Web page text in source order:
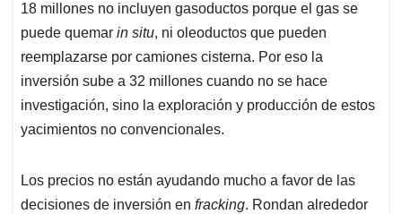
18 millones no incluyen gasoductos porque el gas se
puede quemar in situ, ni oleoductos que pueden
reemplazarse por camiones cisterna. Por eso la
inversión sube a 32 millones cuando no se hace
investigación, sino la exploración y producción de estos
yacimientos no convencionales.
Los precios no están ayudando mucho a favor de las
decisiones de inversión en fracking. Rondan alrededor